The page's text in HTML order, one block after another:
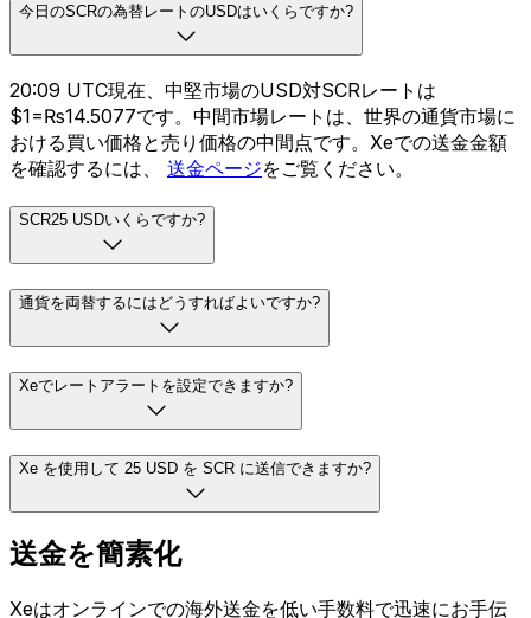
今日のSCRの為替レートのUSDはいくらですか?
20:09 UTC現在、中堅市場のUSD対SCRレートは
$1=₨14.5077です。中間市場レートは、世界の通貨市場に
おける買い価格と売り価格の中間点です。Xeでの送金金額
を確認するには、 送金ページをご覧ください。
SCR25 USDいくらですか?
通貨を両替するにはどうすればよいですか?
Xeでレートアラートを設定できますか?
Xe を使用して 25 USD を SCR に送信できますか?
送金を簡素化
Xeはオンラインでの海外送金を低い手数料で迅速にお手伝